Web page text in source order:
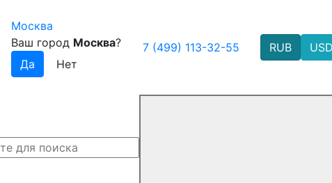
Москва
Ваш город Москва? 7 (499) 113-32-55 RUB USD